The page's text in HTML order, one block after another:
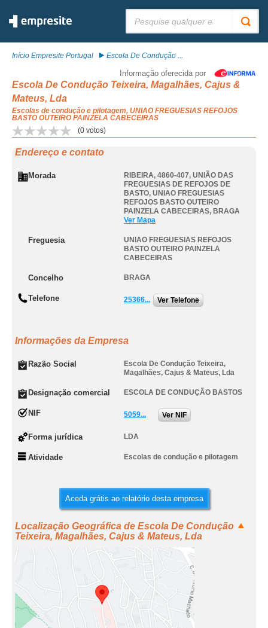
Início Empresite Portugal Escola De Condução ...
Informação oferecida por
Escola De Condução Teixeira, Magalhães, Cajus &
Mateus, Lda
Escolas de condução e pilotagem, UNIAO FREGUESIAS REFOJOS
BASTO OUTEIRO PAINZELA CABECEIRAS
(0 votos)
Endereço e contato
Morada
RIBEIRA, 4860-407, UNIÃO DAS
FREGUESIAS DE REFOJOS DE
BASTO, UNIAO FREGUESIAS
REFOJOS BASTO OUTEIRO
PAINZELA CABECEIRAS, BRAGA
Ver Mapa
Freguesia
UNIAO FREGUESIAS REFOJOS
BASTO OUTEIRO PAINZELA
CABECEIRAS
Concelho BRAGA
Telefone 25366... Ver Telefone
Informações da Empresa
Razão Social
Escola De Condução Teixeira,
Magalhães, Cajus & Mateus, Lda
Designação comercial ESCOLA DE CONDUÇÃO BASTOS
NIF 5059... Ver NIF
Forma jurídica LDA
Atividade Escolas de condução e pilotagem
Aceda grátis ao relatório desta empresa
Localização Geográfica de Escola De Condução
Teixeira, Magalhães, Cajus & Mateus, Lda